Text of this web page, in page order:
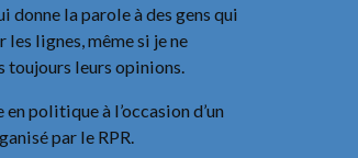
donne la parole à des gens qui
les lignes, même si je ne
toujours leurs opinions.
en politique à l’occasion d’un
par le RPR.